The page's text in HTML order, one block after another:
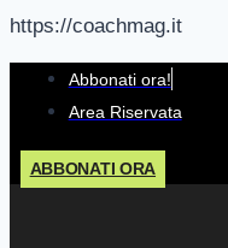
https://coachmag.it
Salta
contenuto
Abbonati ora!
Area Riservata
ABBONATI ORA